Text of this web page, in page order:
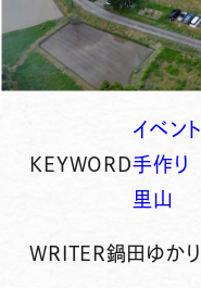
KEYWORD
イベント
手作り
里山
WRITER鍋田ゆかり